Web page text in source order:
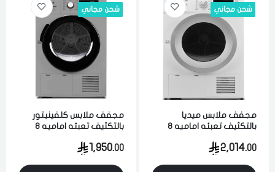
شحن مجاني
مجفف ملابس ميديا
بالتكثيف تعبئه اماميه 8
2,014.00
شحن مجاني
مجفف ملابس كلفينيتور
بالتكثيف تعبئه اماميه 8
1,950.00